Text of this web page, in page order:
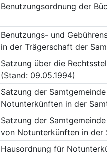
Benutzungsordnung der
Benutzungs- und
in der Trägerschaft der
Satzung über die
(Stand: 09.05.1994)
Satzung der
Notunterkünften in der
Satzung der
von Notunterkünften in der
Hausordnung für